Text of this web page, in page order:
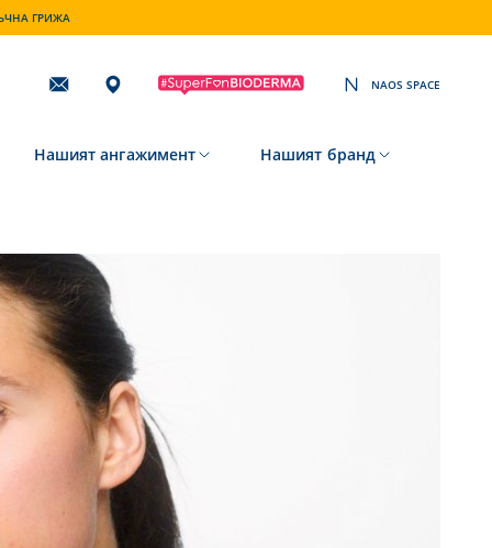
ГРИЖА
Subscribing
NAOS SPACE
Нашият ангажимент Нашият бранд